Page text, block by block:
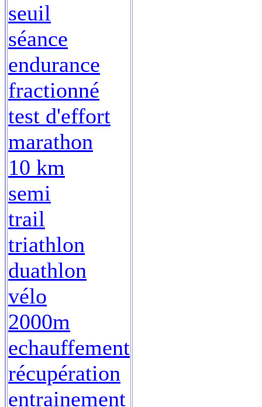
seuil
séance
endurance
fractionné
test d'effort
marathon
10 km
semi
trail
triathlon
duathlon
vélo
2000m
echauffement
récupération
entrainement